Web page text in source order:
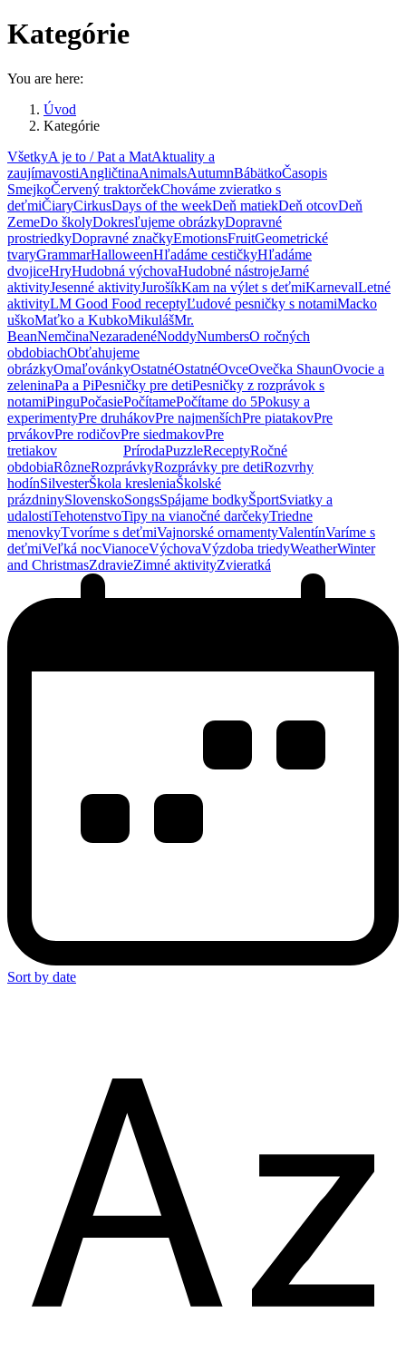
Kategórie
You are here:
Úvod
Kategórie
VšetkyA je to / Pat a MatAktuality a
zaujímavostiAngličtinaAnimalsAutumnBábätkoČasopis
SmejkoČervený traktorčekChováme zvieratko s
deťmiČiaryCirkusDays of the weekDeň matiekDeň otcovDeň
ZemeDo školyDokresľujeme obrázkyDopravné
prostriedkyDopravné značkyEmotionsFruitGeometrické
tvaryGrammarHalloweenHľadáme cestičkyHľadáme
dvojiceHryHudobná výchovaHudobné nástrojeJarné
aktivityJesenné aktivityJurošíkKam na výlet s deťmiKarnevalLetné
aktivityLM Good Food receptyĽudové pesničky s notamiMacko
uškoMaťko a KubkoMikulášMr.
BeanNemčinaNezaradenéNoddyNumbersO ročných
obdobiachObťahujeme
obrázkyOmaľovánkyOstatnéOstatnéOvceOvečka ShaunOvocie a
zeleninaPa a PiPesničky pre detiPesničky z rozprávok s
notamiPinguPočasiePočítamePočítame do 5Pokusy a
experimentyPre druhákovPre najmenšíchPre piatakovPre
prvákovPre rodičovPre siedmakovPre
tretiakov
PrírodaPuzzleReceptyRočné
obdobiaRôzneRozprávkyRozprávky pre detiRozvrhy
hodínSilvesterŠkola kresleniaŠkolské
prázdninySlovenskoSongsSpájame bodkyŠportSviatky a
udalostiTehotenstvoTipy na vianočné darčekyTriedne
menovkyTvoríme s deťmiVajnorské ornamentyValentínVaríme s
deťmiVeľká nocVianoceVýchovaVýzdoba triedyWeatherWinter
and ChristmasZdravieZimné aktivityZvieratká
Sort by date